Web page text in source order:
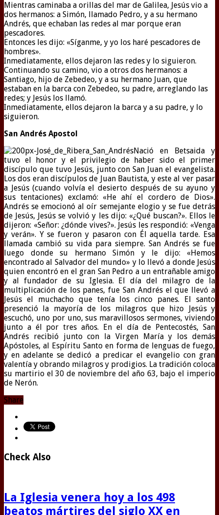
Mientras caminaba a orillas del mar de Galilea, Jesús vio a
dos hermanos: a Simón, llamado Pedro, y a su hermano
Andrés, que echaban las redes al mar porque eran
pescadores.
Entonces les dijo: «Síganme, y yo los haré pescadores de
hombres».
Inmediatamente, ellos dejaron las redes y lo siguieron.
Continuando su camino, vio a otros dos hermanos: a
Santiago, hijo de Zebedeo, y a su hermano Juan, que
estaban en la barca con Zebedeo, su padre, arreglando las
redes; y Jesús los llamó.
Inmediatamente, ellos dejaron la barca y a su padre, y lo
siguieron.
San Andrés Apostol
Nació en Betsaida y
tuvo el honor y el privilegio de haber sido el primer
discípulo que tuvo Jesús, junto con San Juan el evangelista.
Los dos eran discípulos de Juan Bautista, y este al ver pasar
a Jesús (cuando volvía el desierto después de su ayuno y
sus tentaciones) exclamó: «He ahí el cordero de Dios».
Andrés se emocionó al oír semejante elogio y se fue detrás
de Jesús, Jesús se volvió y les dijo: «¿Qué buscan?». Ellos le
dijeron: «Señor: ¿dónde vives?». Jesús les respondió: «Venga
y verán». Y se fueron y pasaron con Él aquella tarde. Esa
llamada cambió su vida para siempre. San Andrés se fue
luego donde su hermano Simón y le dijo: «Hemos
encontrado al Salvador del mundo» y lo llevó a donde Jesús
quien encontró en el gran San Pedro a un entrañable amigo
y al fundador de su Iglesia. El día del milagro de la
multiplicación de los panes, fue San Andrés el que llevó a
Jesús el muchacho que tenía los cinco panes. El santo
presenció la mayoría de los milagros que hizo Jesús y
escuchó, uno por uno, sus maravillosos sermones, viviendo
junto a él por tres años. En el día de Pentecostés, San
Andrés recibió junto con la Virgen María y los demás
Apóstoles, al Espíritu Santo en forma de lenguas de fuego,
y en adelante se dedicó a predicar el evangelio con gran
valentía y obrando milagros y prodigios. La tradición coloca
su martirio el 30 de noviembre del año 63, bajo el imperio
de Nerón.
Share
Check Also
La Iglesia venera hoy a los 498
beatos mártires del siglo XX en